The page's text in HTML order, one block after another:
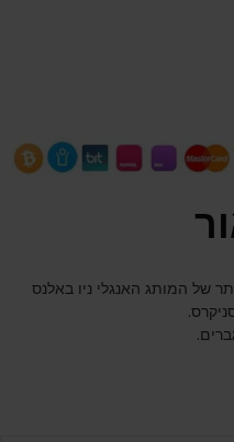
של המותג האנגלי ניו באלנס